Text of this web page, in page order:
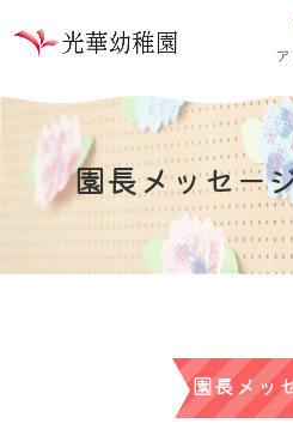
園長メッセー
園長メッ